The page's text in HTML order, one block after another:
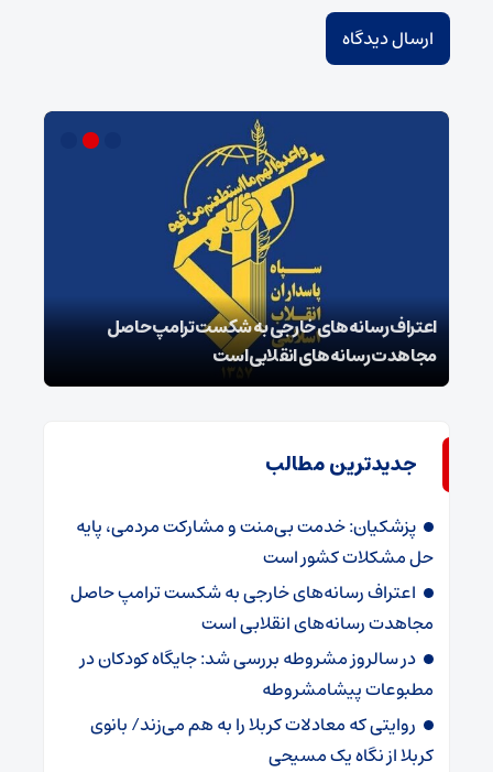
اعتراف رسانه‌های خارجی به شکست ترامپ حاصل
مجاهدت رسانه‌های انقلابی است
جدیدترین مطالب
پزشکیان: خدمت بی‌منت و مشارکت مردمی، پایه
حل مشکلات کشور است
اعتراف رسانه‌های خارجی به شکست ترامپ حاصل
مجاهدت رسانه‌های انقلابی است
در سالروز مشروطه بررسی شد: جایگاه کودکان در
مطبوعات پیشامشروطه
روایتی که معادلات کربلا را به هم می‌زند/ بانوی
کربلا از نگاه یک مسیحی